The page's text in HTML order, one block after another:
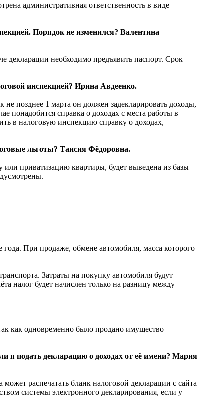
административная ответственность в виде
Порядок не изменился? Валентина
декларации необходимо предъявить паспорт. Срок
инспекцией? Ирина Авдеенко.
позднее 1 марта он должен задекларировать доходы,
понадобится справка о доходах с места работы в
в налоговую инспекцию справку о доходах,
льготы? Таисия Фёдоровна.
приватизацию квартиры, будет выведена из базы
При продаже, обмене автомобиля, масса которого
Затраты на покупку автомобиля будут
налог будет начислен только на разницу между
как одновременно было продано имущество
я подать декларацию о доходах от её имени? Мария
распечатать бланк налоговой декларации с сайта
системы электронного декларирования, если у